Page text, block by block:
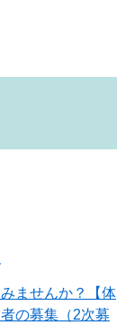
ませんか？【体
の募集（2次募